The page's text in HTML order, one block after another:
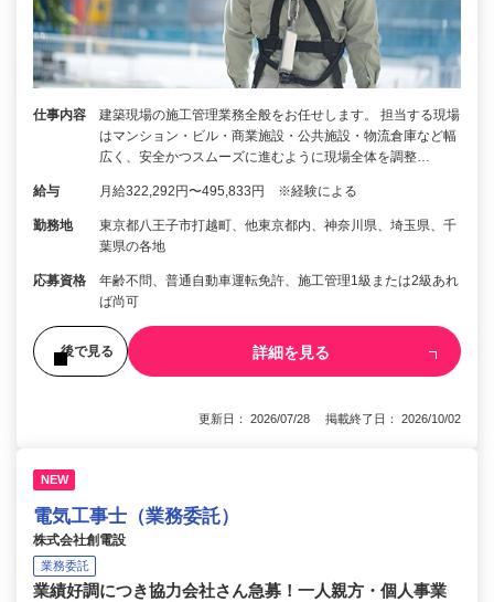
仕事内容
建築現場の施工管理業務全般をお任せします。 担当する現場
はマンション・ビル・商業施設・公共施設・物流倉庫など幅
広く、安全かつスムーズに進むように現場全体を調整…
給与 月給322,292円〜495,833円 ※経験による
勤務地
東京都八王子市打越町、他東京都内、神奈川県、埼玉県、千
葉県の各地
応募資格
年齢不問、普通自動車運転免許、施工管理1級または2級あれ
ば尚可
後で見る 詳細を見る
更新日： 2026/07/28 掲載終了日： 2026/10/02
NEW
電気工事士（業務委託）
株式会社創電設
業務委託
業績好調につき協力会社さん急募！一人親方・個人事業